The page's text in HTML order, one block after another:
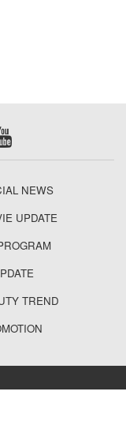
NEWS
UPDATE
TREND